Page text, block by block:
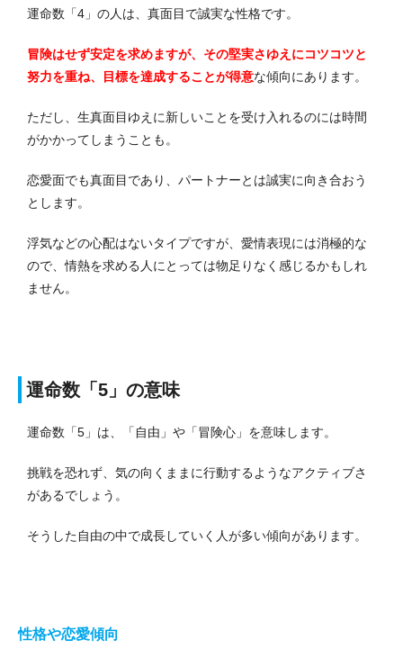
運命数「4」の人は、真面目で誠実な性格です。
冒険はせず安定を求めますが、その堅実さゆえにコツコツと
努力を重ね、目標を達成することが得意な傾向にあります。
ただし、生真面目ゆえに新しいことを受け入れるのには時間
がかかってしまうことも。
恋愛面でも真面目であり、パートナーとは誠実に向き合おう
とします。
浮気などの心配はないタイプですが、愛情表現には消極的な
ので、情熱を求める人にとっては物足りなく感じるかもしれ
ません。
運命数「5」の意味
運命数「5」は、「自由」や「冒険心」を意味します。
挑戦を恐れず、気の向くままに行動するようなアクティブさ
があるでしょう。
そうした自由の中で成長していく人が多い傾向があります。
性格や恋愛傾向